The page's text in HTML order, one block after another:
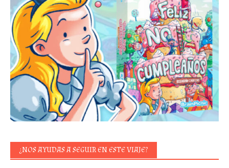
¿NOS AYUDAS A SEGUIR EN ESTE VIAJE?